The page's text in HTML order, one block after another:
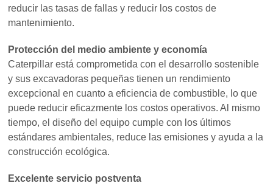
reducir las tasas de fallas y reducir los costos de
mantenimiento.
Protección del medio ambiente y economía
Caterpillar está comprometida con el desarrollo sostenible
y sus excavadoras pequeñas tienen un rendimiento
excepcional en cuanto a eficiencia de combustible, lo que
puede reducir eficazmente los costos operativos. Al mismo
tiempo, el diseño del equipo cumple con los últimos
estándares ambientales, reduce las emisiones y ayuda a la
construcción ecológica.
Excelente servicio postventa